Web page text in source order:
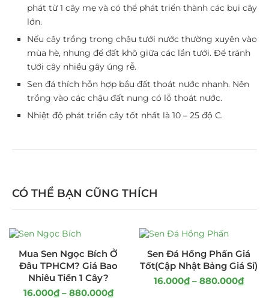
phát từ 1 cây mẹ và có thể phát triển thành các bụi cây
lớn.
Nếu cây trồng trong chậu tưới nước thường xuyên vào
mùa hè, nhưng để đất khô giữa các lần tưới. Để tránh
tưới cây nhiều gây úng rễ.
Sen đá thích hỗn hợp bầu đất thoát nước nhanh. Nên
trồng vào các chậu đất nung có lỗ thoát nước.
Nhiệt độ phát triển cây tốt nhất là 10 – 25 độ C.
CÓ THỂ BẠN CŨNG THÍCH
Mua Sen Ngọc Bích Ở
Đâu TPHCM? Giá Bao
Nhiêu Tiền 1 Cây?
16.000₫ – 880.000₫
Sen Đá Hồng Phấn Giá
Tốt(Cập Nhật Bảng Giá Sỉ)
16.000₫ – 880.000₫